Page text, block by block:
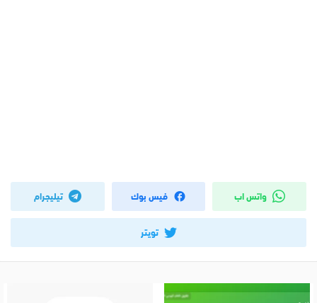
واتس اب فيس بوك تيليجرام
تويتر